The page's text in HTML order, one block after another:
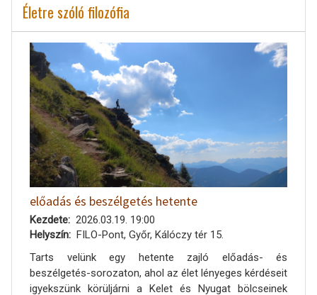
Életre szóló filozófia
előadás és beszélgetés hetente
Kezdete
2026.03.19. 19:00
Helyszín
FILO-Pont, Győr, Kálóczy tér 15.
Tarts velünk egy hetente zajló előadás- és
beszélgetés-sorozaton, ahol az élet lényeges kérdéseit
igyekszünk körüljárni a Kelet és Nyugat bölcseinek